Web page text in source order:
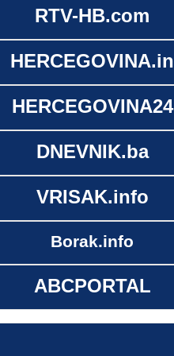
RTV-HB.com
HERCEGOVINA.in
HERCEGOVINA24
DNEVNIK.ba
VRISAK.info
Borak.info
ABCPORTAL